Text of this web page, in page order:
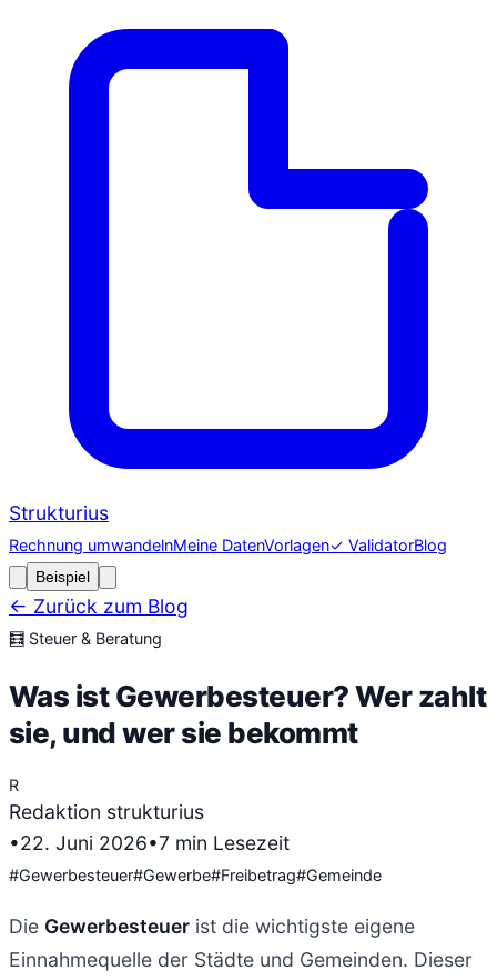
Strukturius
Rechnung umwandelnMeine DatenVorlagen✓ ValidatorBlog
Beispiel
← Zurück zum Blog
🧮 Steuer & Beratung
Was ist Gewerbesteuer? Wer zahlt
sie, und wer sie bekommt
R
Redaktion strukturius
•22. Juni 2026•7 min Lesezeit
#Gewerbesteuer#Gewerbe#Freibetrag#Gemeinde
Die Gewerbesteuer ist die wichtigste eigene
Einnahmequelle der Städte und Gemeinden. Dieser